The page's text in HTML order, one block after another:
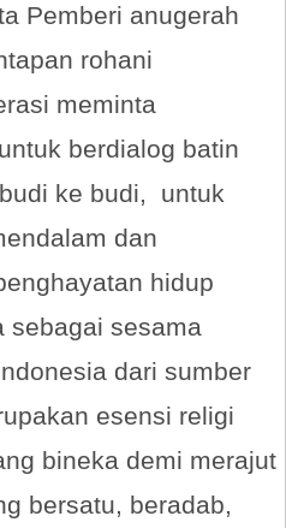
Pemberi anugerah
rohani
meminta
berdialog batin
ke budi, untuk
dan
hidup
sebagai sesama
dari sumber
esensi religi
bineka demi merajut
bersatu, beradab,